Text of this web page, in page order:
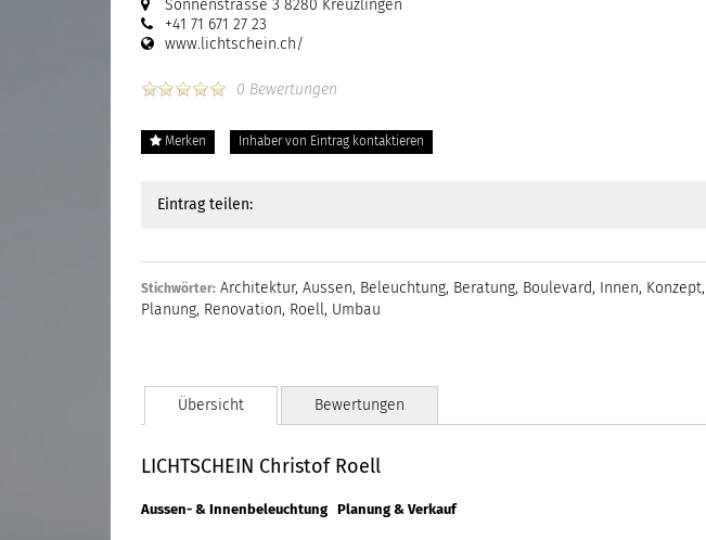
Sonnenstrasse 3 8280 Kreuzlingen
+41 71 671 27 23
www.lichtschein.ch/
0 Bewertungen
Merken Inhaber von Eintrag kontaktieren
Eintrag teilen:
Stichwörter: Architektur, Aussen, Beleuchtung, Beratung, Boulevard, Innen, Konzept,
Planung, Renovation, Roell, Umbau
Übersicht Bewertungen
LICHTSCHEIN Christof Roell
Aussen- & Innenbeleuchtung Planung & Verkauf